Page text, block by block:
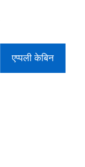
एप्पली केबिन